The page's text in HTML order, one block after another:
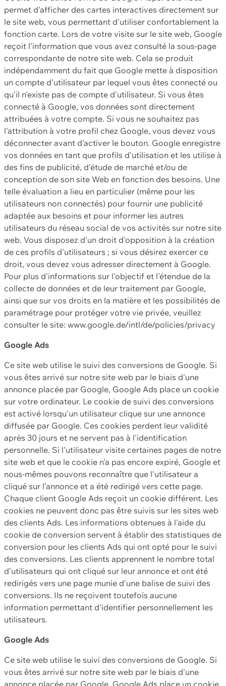
permet d'afficher des cartes interactives directement sur
le site web, vous permettant d'utiliser confortablement la
fonction carte. Lors de votre visite sur le site web, Google
reçoit l'information que vous avez consulté la sous-page
correspondante de notre site web. Cela se produit
indépendamment du fait que Google mette à disposition
un compte d'utilisateur par lequel vous êtes connecté ou
qu'il n'existe pas de compte d'utilisateur. Si vous êtes
connecté à Google, vos données sont directement
attribuées à votre compte. Si vous ne souhaitez pas
l'attribution à votre profil chez Google, vous devez vous
déconnecter avant d'activer le bouton. Google enregistre
vos données en tant que profils d'utilisation et les utilise à
des fins de publicité, d'étude de marché et/ou de
conception de son site Web en fonction des besoins. Une
telle évaluation a lieu en particulier (même pour les
utilisateurs non connectés) pour fournir une publicité
adaptée aux besoins et pour informer les autres
utilisateurs du réseau social de vos activités sur notre site
web. Vous disposez d'un droit d'opposition à la création
de ces profils d'utilisateurs ; si vous désirez exercer ce
droit, vous devez vous adresser directement à Google.
Pour plus d'informations sur l'objectif et l'étendue de la
collecte de données et de leur traitement par Google,
ainsi que sur vos droits en la matière et les possibilités de
paramétrage pour protéger votre vie privée, veuillez
consulter le site: www.google.de/intl/de/policies/privacy
Google Ads
Ce site web utilise le suivi des conversions de Google. Si
vous êtes arrivé sur notre site web par le biais d'une
annonce placée par Google, Google Ads place un cookie
sur votre ordinateur. Le cookie de suivi des conversions
est activé lorsqu'un utilisateur clique sur une annonce
diffusée par Google. Ces cookies perdent leur validité
après 30 jours et ne servent pas à l'identification
personnelle. Si l'utilisateur visite certaines pages de notre
site web et que le cookie n'a pas encore expiré, Google et
nous-mêmes pouvons reconnaître que l'utilisateur a
cliqué sur l'annonce et a été redirigé vers cette page.
Chaque client Google Ads reçoit un cookie différent. Les
cookies ne peuvent donc pas être suivis sur les sites web
des clients Ads. Les informations obtenues à l'aide du
cookie de conversion servent à établir des statistiques de
conversion pour les clients Ads qui ont opté pour le suivi
des conversions. Les clients apprennent le nombre total
d'utilisateurs qui ont cliqué sur leur annonce et ont été
redirigés vers une page munie d'une balise de suivi des
conversions. Ils ne reçoivent toutefois aucune
information permettant d'identifier personnellement les
utilisateurs.
Google Ads
Ce site web utilise le suivi des conversions de Google. Si
vous êtes arrivé sur notre site web par le biais d'une